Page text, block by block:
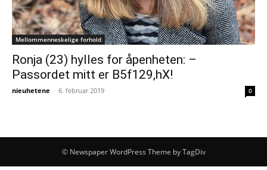
Mellommenneskelige forhold
Ronja (23) hylles for åpenheten: –
Passordet mitt er B5f129,hX!
nieuhetene - 6. februar 2019 0
© Newspaper WordPress Theme by TagDiv